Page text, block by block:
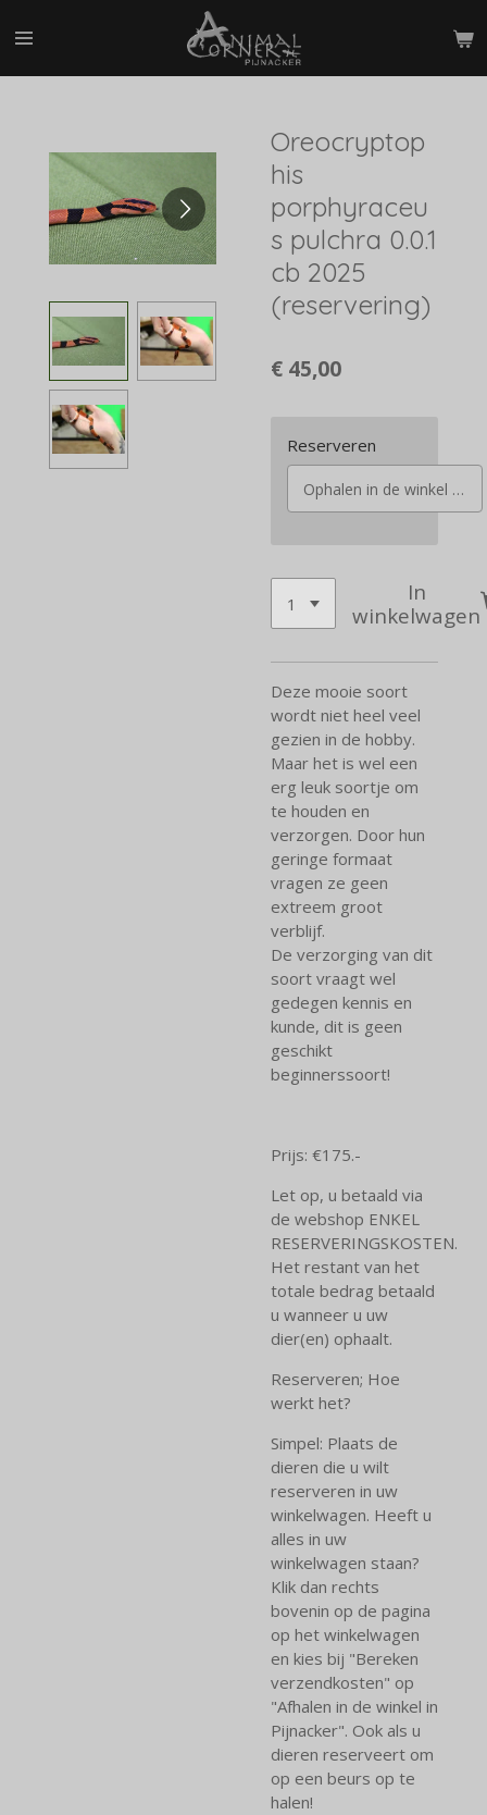
direct
Oreocryptop
his
porphyraceu
s pulchra 0.0.1
cb 2025
(reservering)
€ 45,00
Reserveren
Ophalen in de winkel binnen 14 dagen
In
winkelwagen
Deze mooie soort
wordt niet heel veel
gezien in de hobby.
Maar het is wel een
erg leuk soortje om
te houden en
verzorgen. Door hun
geringe formaat
vragen ze geen
extreem groot
verblijf.
De verzorging van dit
soort vraagt wel
gedegen kennis en
kunde, dit is geen
geschikt
beginnerssoort!
Prijs: €175.-
Let op, u betaald via
de webshop ENKEL
RESERVERINGSKOSTEN.
Het restant van het
totale bedrag betaald
u wanneer u uw
dier(en) ophaalt.
Reserveren; Hoe
werkt het?
Simpel: Plaats de
dieren die u wilt
reserveren in uw
winkelwagen. Heeft u
alles in uw
winkelwagen staan?
Klik dan rechts
bovenin op de pagina
op het winkelwagen
en kies bij "Bereken
verzendkosten" op
"Afhalen in de winkel in
Pijnacker". Ook als u
dieren reserveert om
op een beurs op te
halen!